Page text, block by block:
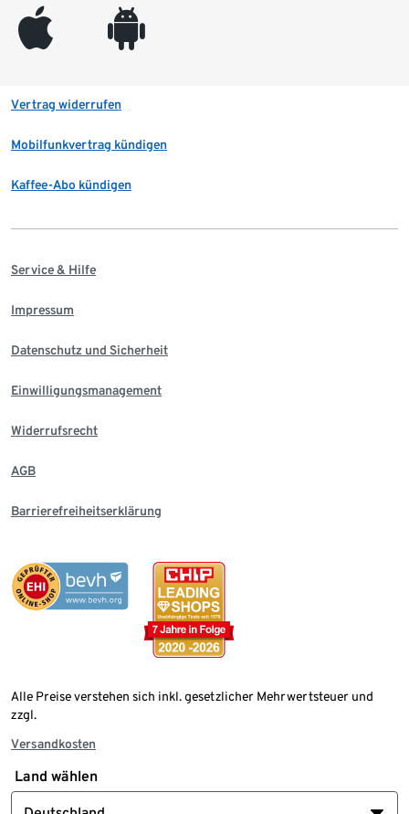
appleinc android
Vertrag widerrufen
Mobilfunkvertrag kündigen
Kaffee-Abo kündigen
Service & Hilfe
Impressum
Datenschutz und Sicherheit
Einwilligungsmanagement
Widerrufsrecht
AGB
Barrierefreiheitserklärung
Alle Preise verstehen sich inkl. gesetzlicher Mehrwertsteuer und
zzgl.
Versandkosten
Land wählen